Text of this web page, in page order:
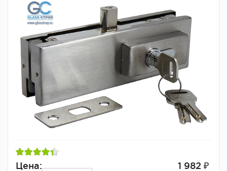
Цена: 1 982 ₽